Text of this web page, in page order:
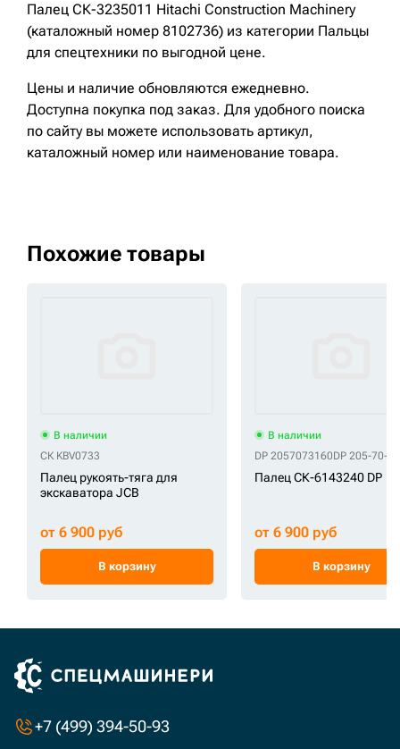
Палец СК-3235011 Hitachi Construction Machinery
(каталожный номер 8102736) из категории Пальцы
для спецтехники по выгодной цене.
Цены и наличие обновляются ежедневно.
Доступна покупка под заказ. Для удобного поиска
по сайту вы можете использовать артикул,
каталожный номер или наименование товара.
Похожие товары
В наличии
СК KBV0733
Палец рукоять-тяга для
экскаватора JCB
от 6 900 руб
В корзину
В наличии
DP 2057073160DP 205-70-
Палец СК-6143240 DP
от 6 900 руб
В корзину
+7 (499) 394-50-93